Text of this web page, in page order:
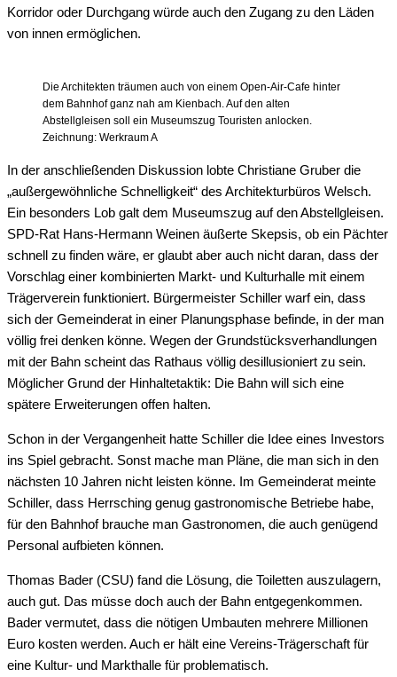
Korridor oder Durchgang würde auch den Zugang zu den Läden
von innen ermöglichen.
Die Architekten träumen auch von einem Open-Air-Cafe hinter
dem Bahnhof ganz nah am Kienbach. Auf den alten
Abstellgleisen soll ein Museumszug Touristen anlocken.
Zeichnung: Werkraum A
In der anschließenden Diskussion lobte Christiane Gruber die
„außergewöhnliche Schnelligkeit“ des Architekturbüros Welsch.
Ein besonders Lob galt dem Museumszug auf den Abstellgleisen.
SPD-Rat Hans-Hermann Weinen äußerte Skepsis, ob ein Pächter
schnell zu finden wäre, er glaubt aber auch nicht daran, dass der
Vorschlag einer kombinierten Markt- und Kulturhalle mit einem
Trägerverein funktioniert. Bürgermeister Schiller warf ein, dass
sich der Gemeinderat in einer Planungsphase befinde, in der man
völlig frei denken könne. Wegen der Grundstücksverhandlungen
mit der Bahn scheint das Rathaus völlig desillusioniert zu sein.
Möglicher Grund der Hinhaltetaktik: Die Bahn will sich eine
spätere Erweiterungen offen halten.
Schon in der Vergangenheit hatte Schiller die Idee eines Investors
ins Spiel gebracht. Sonst mache man Pläne, die man sich in den
nächsten 10 Jahren nicht leisten könne. Im Gemeinderat meinte
Schiller, dass Herrsching genug gastronomische Betriebe habe,
für den Bahnhof brauche man Gastronomen, die auch genügend
Personal aufbieten können.
Thomas Bader (CSU) fand die Lösung, die Toiletten auszulagern,
auch gut. Das müsse doch auch der Bahn entgegenkommen.
Bader vermutet, dass die nötigen Umbauten mehrere Millionen
Euro kosten werden. Auch er hält eine Vereins-Trägerschaft für
eine Kultur- und Markthalle für problematisch.